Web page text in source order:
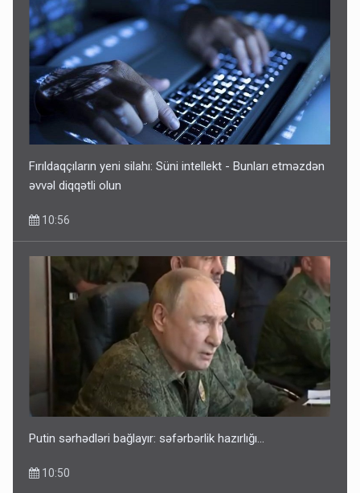
Fırıldaqçıların yeni silahı: Süni intellekt - Bunları etməzdən
əvvəl diqqətli olun
10:56
Putin sərhədləri bağlayır: səfərbərlik hazırlığı...
10:50